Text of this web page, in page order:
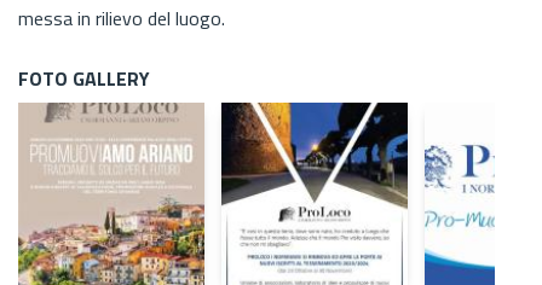
messa in rilievo del luogo.
FOTO GALLERY